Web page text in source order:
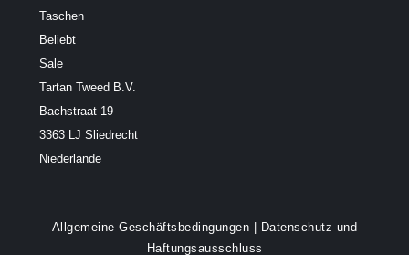
Taschen
Beliebt
Sale
Tartan Tweed B.V.
Bachstraat 19
3363 LJ Sliedrecht
Niederlande
Allgemeine Geschäftsbedingungen | Datenschutz und
Haftungsausschluss